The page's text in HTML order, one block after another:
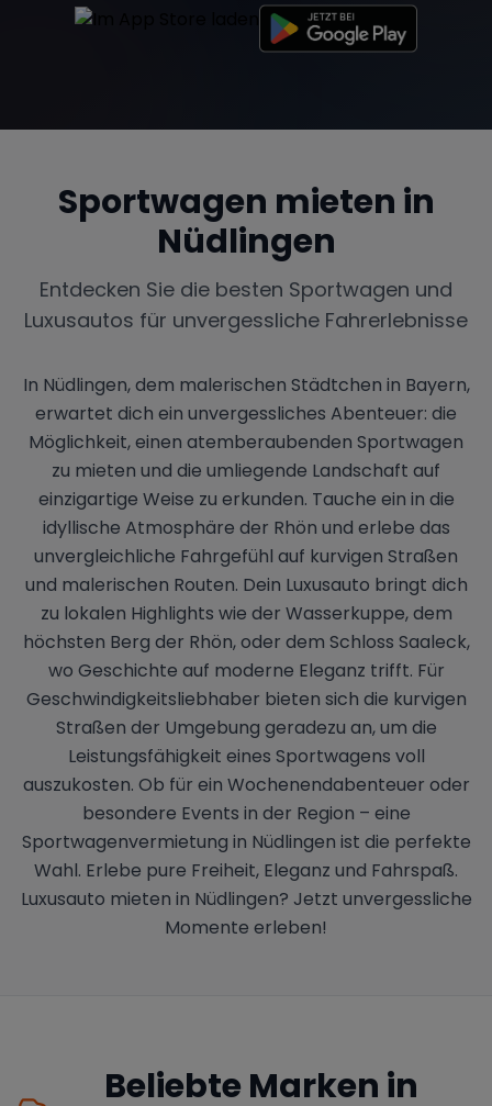
Sportwagen mieten in
Nüdlingen
Entdecken Sie die besten Sportwagen und
Luxusautos für unvergessliche Fahrerlebnisse
In Nüdlingen, dem malerischen Städtchen in Bayern,
erwartet dich ein unvergessliches Abenteuer: die
Möglichkeit, einen atemberaubenden Sportwagen
zu mieten und die umliegende Landschaft auf
einzigartige Weise zu erkunden. Tauche ein in die
idyllische Atmosphäre der Rhön und erlebe das
unvergleichliche Fahrgefühl auf kurvigen Straßen
und malerischen Routen. Dein Luxusauto bringt dich
zu lokalen Highlights wie der Wasserkuppe, dem
höchsten Berg der Rhön, oder dem Schloss Saaleck,
wo Geschichte auf moderne Eleganz trifft. Für
Geschwindigkeitsliebhaber bieten sich die kurvigen
Straßen der Umgebung geradezu an, um die
Leistungsfähigkeit eines Sportwagens voll
auszukosten. Ob für ein Wochenendabenteuer oder
besondere Events in der Region – eine
Sportwagenvermietung in Nüdlingen ist die perfekte
Wahl. Erlebe pure Freiheit, Eleganz und Fahrspaß.
Luxusauto mieten in Nüdlingen? Jetzt unvergessliche
Momente erleben!
Beliebte Marken in